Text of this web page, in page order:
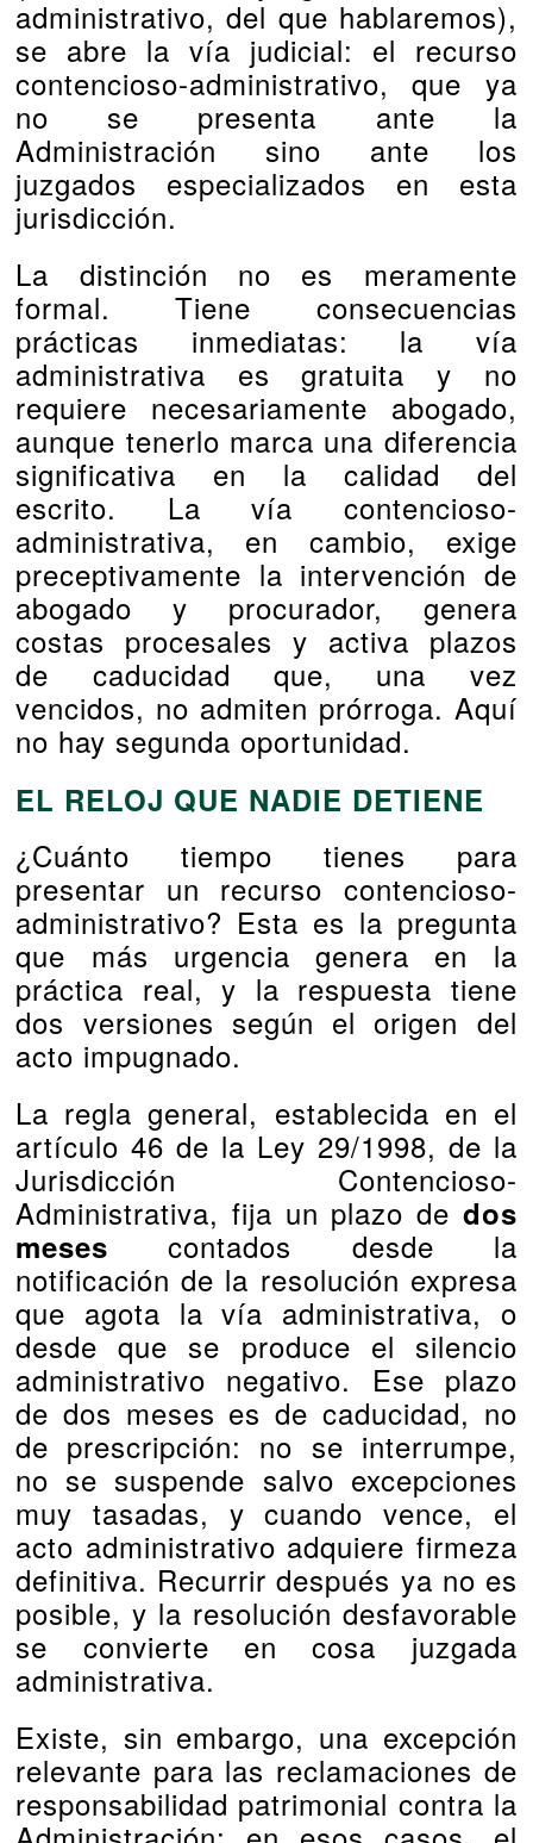
administrativo, del que hablaremos),
se abre la vía judicial: el recurso
contencioso-administrativo, que ya
no se presenta ante la
Administración sino ante los
juzgados especializados en esta
jurisdicción.
La distinción no es meramente
formal. Tiene consecuencias
prácticas inmediatas: la vía
administrativa es gratuita y no
requiere necesariamente abogado,
aunque tenerlo marca una diferencia
significativa en la calidad del
escrito. La vía contencioso-
administrativa, en cambio, exige
preceptivamente la intervención de
abogado y procurador, genera
costas procesales y activa plazos
de caducidad que, una vez
vencidos, no admiten prórroga. Aquí
no hay segunda oportunidad.
EL RELOJ QUE NADIE DETIENE
¿Cuánto tiempo tienes para
presentar un recurso contencioso-
administrativo? Esta es la pregunta
que más urgencia genera en la
práctica real, y la respuesta tiene
dos versiones según el origen del
acto impugnado.
La regla general, establecida en el
artículo 46 de la Ley 29/1998, de la
Jurisdicción Contencioso-
Administrativa, fija un plazo de dos
meses contados desde la
notificación de la resolución expresa
que agota la vía administrativa, o
desde que se produce el silencio
administrativo negativo. Ese plazo
de dos meses es de caducidad, no
de prescripción: no se interrumpe,
no se suspende salvo excepciones
muy tasadas, y cuando vence, el
acto administrativo adquiere firmeza
definitiva. Recurrir después ya no es
posible, y la resolución desfavorable
se convierte en cosa juzgada
administrativa.
Existe, sin embargo, una excepción
relevante para las reclamaciones de
responsabilidad patrimonial contra la